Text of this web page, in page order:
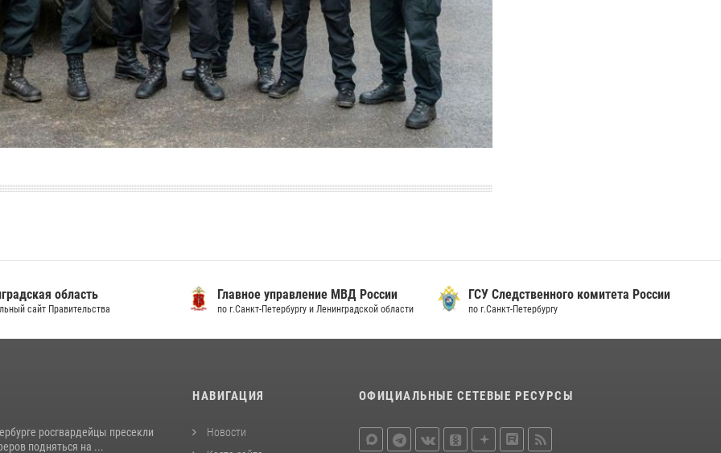
область
сайт Правительства
Главное управление МВД России
по г.Санкт-Петербургу и Ленинградской области
ГСУ Следственного комитета России
по г.Санкт-Петербургу
росгвардейцы пресекли
подняться на ...
НАВИГАЦИЯ
Новости
ОФИЦИАЛЬНЫЕ СЕТЕВЫЕ РЕСУРСЫ